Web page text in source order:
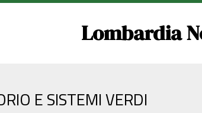
Lombardia
E SISTEMI VERDI